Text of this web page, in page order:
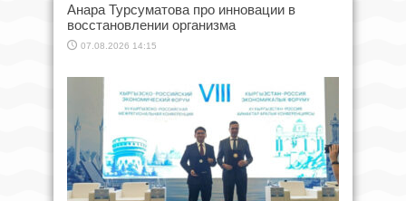
Анара Турсуматова про инновации в
восстановлении организма
07.08.2026 14:15